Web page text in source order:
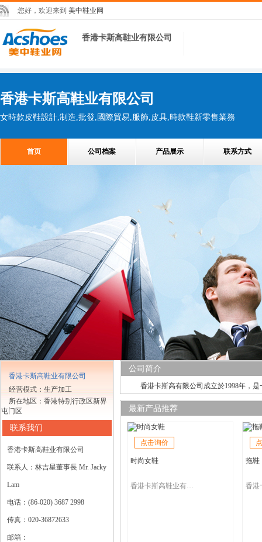
您好，欢迎来到 美中鞋业网
香港卡斯高鞋业有限公司
香港卡斯高鞋业有限公司
女時款皮鞋設計,制造,批發,國際貿易,服飾,皮具,時款鞋新零售業務
首页 公司档案 产品展示 联系方式
香港卡斯高鞋业有限公司
经营模式：生产加工
所在地区：香港特别行政区新界
屯门区
联系我们
香港卡斯高鞋业有限公司
联系人：林吉星董事長 Mr. Jacky
Lam
电话：(86-020) 3687 2998
传真：020-36872633
邮箱：
公司简介
香港卡斯高有限公司成立於1998年，
最新产品推荐
点击询价
时尚女鞋
香港卡斯高鞋业有限公司
拖鞋